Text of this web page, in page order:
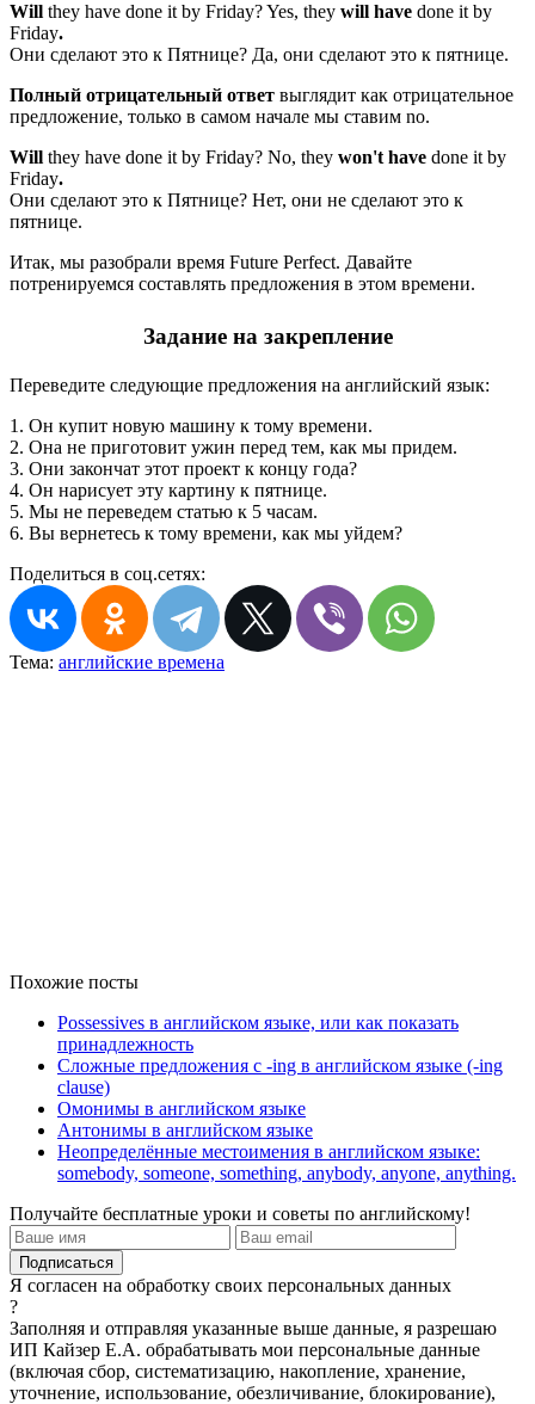
Will they have done it by Friday? Yes, they will have done it by
Friday.
Они сделают это к Пятнице? Да, они сделают это к пятнице.
Полный отрицательный ответ выглядит как отрицательное
предложение, только в самом начале мы ставим no.
Will they have done it by Friday? No, they won't have done it by
Friday.
Они сделают это к Пятнице? Нет, они не сделают это к
пятнице.
Итак, мы разобрали время Future Perfect. Давайте
потренируемся составлять предложения в этом времени.
Задание на закрепление
Переведите следующие предложения на английский язык:
1. Он купит новую машину к тому времени.
2. Она не приготовит ужин перед тем, как мы придем.
3. Они закончат этот проект к концу года?
4. Он нарисует эту картину к пятнице.
5. Мы не переведем статью к 5 часам.
6. Вы вернетесь к тому времени, как мы уйдем?
Поделиться в соц.сетях:
Тема: английские времена
Похожие посты
Possessives в английском языке, или как показать
принадлежность
Сложные предложения с -ing в английском языке (-ing
clause)
Омонимы в английском языке
Антонимы в английском языке
Неопределённые местоимения в английском языке:
somebody, someone, something, anybody, anyone, anything.
Получайте бесплатные уроки и советы по английскому!
Я согласен на обработку своих персональных данных
?
Заполняя и отправляя указанные выше данные, я разрешаю
ИП Кайзер Е.А. обрабатывать мои персональные данные
(включая сбор, систематизацию, накопление, хранение,
уточнение, использование, обезличивание, блокирование),